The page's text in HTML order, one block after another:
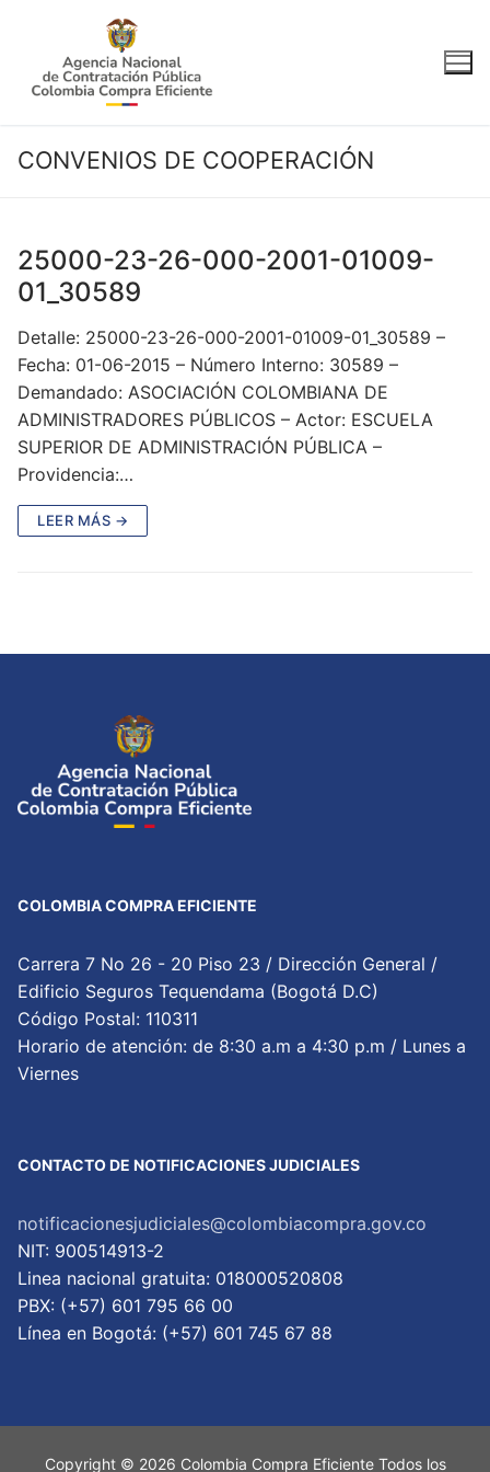
contenido
CONVENIOS DE COOPERACIÓN
25000-23-26-000-2001-01009-
01_30589
Detalle: 25000-23-26-000-2001-01009-01_30589 –
Fecha: 01-06-2015 – Número Interno: 30589 –
Demandado: ASOCIACIÓN COLOMBIANA DE
ADMINISTRADORES PÚBLICOS – Actor: ESCUELA
SUPERIOR DE ADMINISTRACIÓN PÚBLICA –
Providencia:…
LEER MÁS →
COLOMBIA COMPRA EFICIENTE
Carrera 7 No 26 - 20 Piso 23 / Dirección General /
Edificio Seguros Tequendama (Bogotá D.C)
Código Postal: 110311
Horario de atención: de 8:30 a.m a 4:30 p.m / Lunes a
Viernes
CONTACTO DE NOTIFICACIONES JUDICIALES
notificacionesjudiciales@colombiacompra.gov.co
NIT: 900514913-2
Linea nacional gratuita: 018000520808
PBX: (+57) 601 795 66 00
Lí­nea en Bogotá: (+57) 601 745 67 88
Copyright © 2026 Colombia Compra Eficiente Todos los